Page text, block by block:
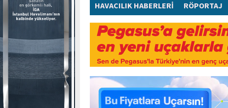
HAVACILIK HABERLERİ RÖPORTAJ